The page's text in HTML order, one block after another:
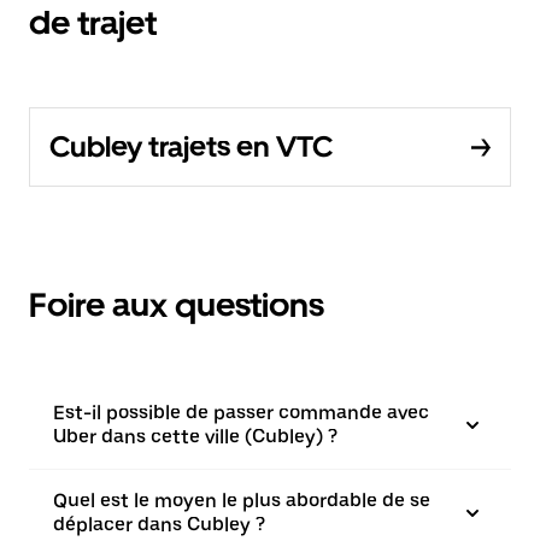
de trajet
Cubley trajets en VTC
Foire aux questions
Est-il possible de passer commande avec
Uber dans cette ville (Cubley) ?
Quel est le moyen le plus abordable de se
déplacer dans Cubley ?